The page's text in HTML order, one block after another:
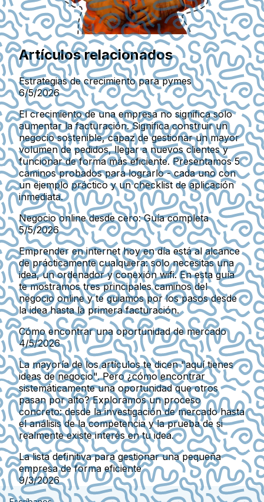
Artículos relacionados
Estrategias de crecimiento para pymes
6/5/2026
El crecimiento de una empresa no significa solo
aumentar la facturación. Significa construir un
negocio sostenible, capaz de gestionar un mayor
volumen de pedidos, llegar a nuevos clientes y
funcionar de forma más eficiente. Presentamos 5
caminos probados para lograrlo - cada uno con
un ejemplo práctico y un checklist de aplicación
inmediata.
Negocio online desde cero: Guía completa
5/5/2026
Emprender en internet hoy en día está al alcance
de prácticamente cualquiera: solo necesitas una
idea, un ordenador y conexión wifi. En esta guía
te mostramos tres principales caminos del
negocio online y te guiamos por los pasos desde
la idea hasta la primera facturación.
Cómo encontrar una oportunidad de mercado
4/5/2026
La mayoría de los artículos te dicen "aquí tienes
ideas de negocio". Pero ¿cómo encontrar
sistemáticamente una oportunidad que otros
pasan por alto? Exploramos un proceso
concreto: desde la investigación de mercado hasta
el análisis de la competencia y la prueba de si
realmente existe interés en tu idea.
La lista definitiva para gestionar una pequeña
empresa de forma eficiente
9/3/2026